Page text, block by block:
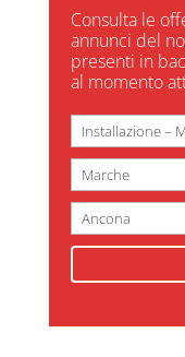
Consulta le
annunci del
presenti in
al momento